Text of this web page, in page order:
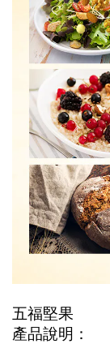
五福堅果
產品說明：